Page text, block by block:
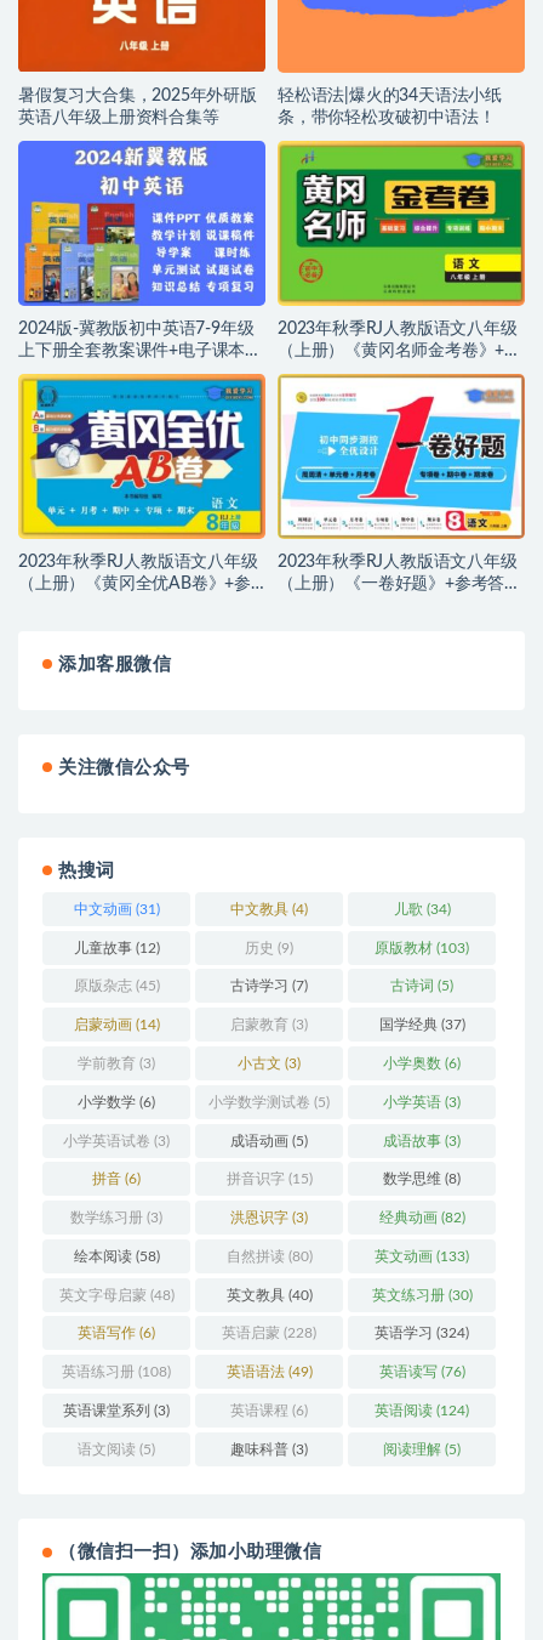
暑假复习大合集，2025年外研版
英语八年级上册资料合集等
轻松语法|爆火的34天语法小纸
条，带你轻松攻破初中语法！
2024版-冀教版初中英语7-9年级
上下册全套教案课件+电子课本
+试卷+视频微课+综合资料+听力
2023年秋季RJ人教版语文八年级
（上册）《黄冈名师金考卷》+参
考答案解析，PDF文档，可打印,
百度网盘下载
2023年秋季RJ人教版语文八年级
（上册）《黄冈全优AB卷》+参
2023年秋季RJ人教版语文八年级
（上册）《一卷好题》+参考答案
添加客服微信
关注微信公众号
热搜词
中文动画(31) 中文教具 (4) 儿歌 (34)
儿童故事(12) 历史 (9) 原版教材 (103)
原版杂志(45) 古诗学习 (7) 古诗词 (5)
启蒙动画 (14) 启蒙教育 (3) 国学经典(37)
学前教育 (3) 小古文 (3) 小学奥数 (6)
小学数学 (6) 小学数学测试卷 (5) 小学英语 (3)
小学英语试卷 (3) 成语动画 (5) 成语故事 (3)
拼音 (6) 拼音识字 (15) 数学思维 (8)
数学练习册 (3) 洪恩识字 (3) 经典动画(82)
绘本阅读(58) 自然拼读 (80) 英文动画 (133)
英文字母启蒙(48) 英文教具(40) 英文练习册(30)
英语写作 (6) 英语启蒙 (228) 英语学习 (324)
英语练习册 (108) 英语语法(49) 英语读写(76)
英语课堂系列 (3) 英语课程 (6) 英语阅读 (124)
语文阅读 (5) 趣味科普 (3) 阅读理解 (5)
（微信扫一扫）添加小助理微信